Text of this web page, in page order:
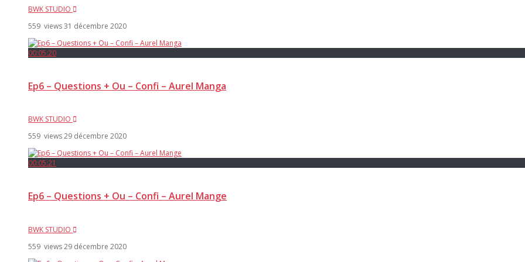
BWK STUDIO
559 views31 décembre 2020
00:05:20
Ep6 – Questions + Ou – Confi – Aurel Manga
BWK STUDIO
559 views29 décembre 2020
00:05:21
Ep6 – Questions + Ou – Confi – Aurel Mange
BWK STUDIO
559 views29 décembre 2020